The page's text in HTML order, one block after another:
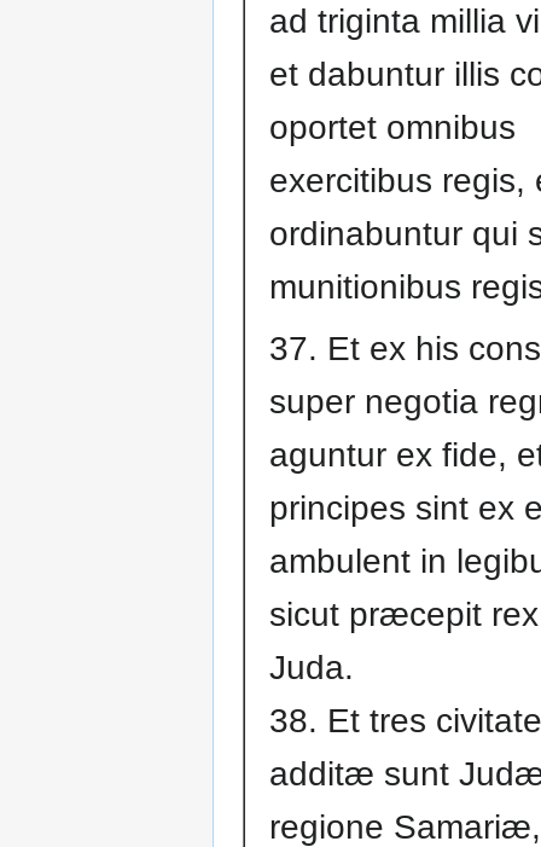
ad triginta millia
et dabuntur illis
oportet omnibus
exercitibus regis,
ordinabuntur qui
munitionibus
37. Et ex his
super negotia
aguntur ex fide,
principes sint ex
ambulent in
sicut præcepit
Juda.
38. Et tres
additæ sunt
regione